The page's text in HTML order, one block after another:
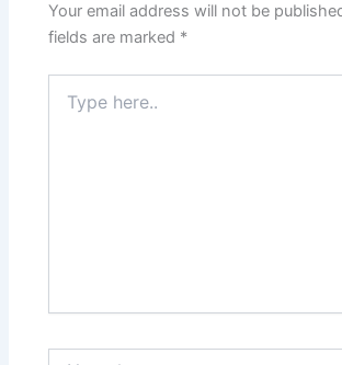
Your email address will not be
fields are marked *
here..